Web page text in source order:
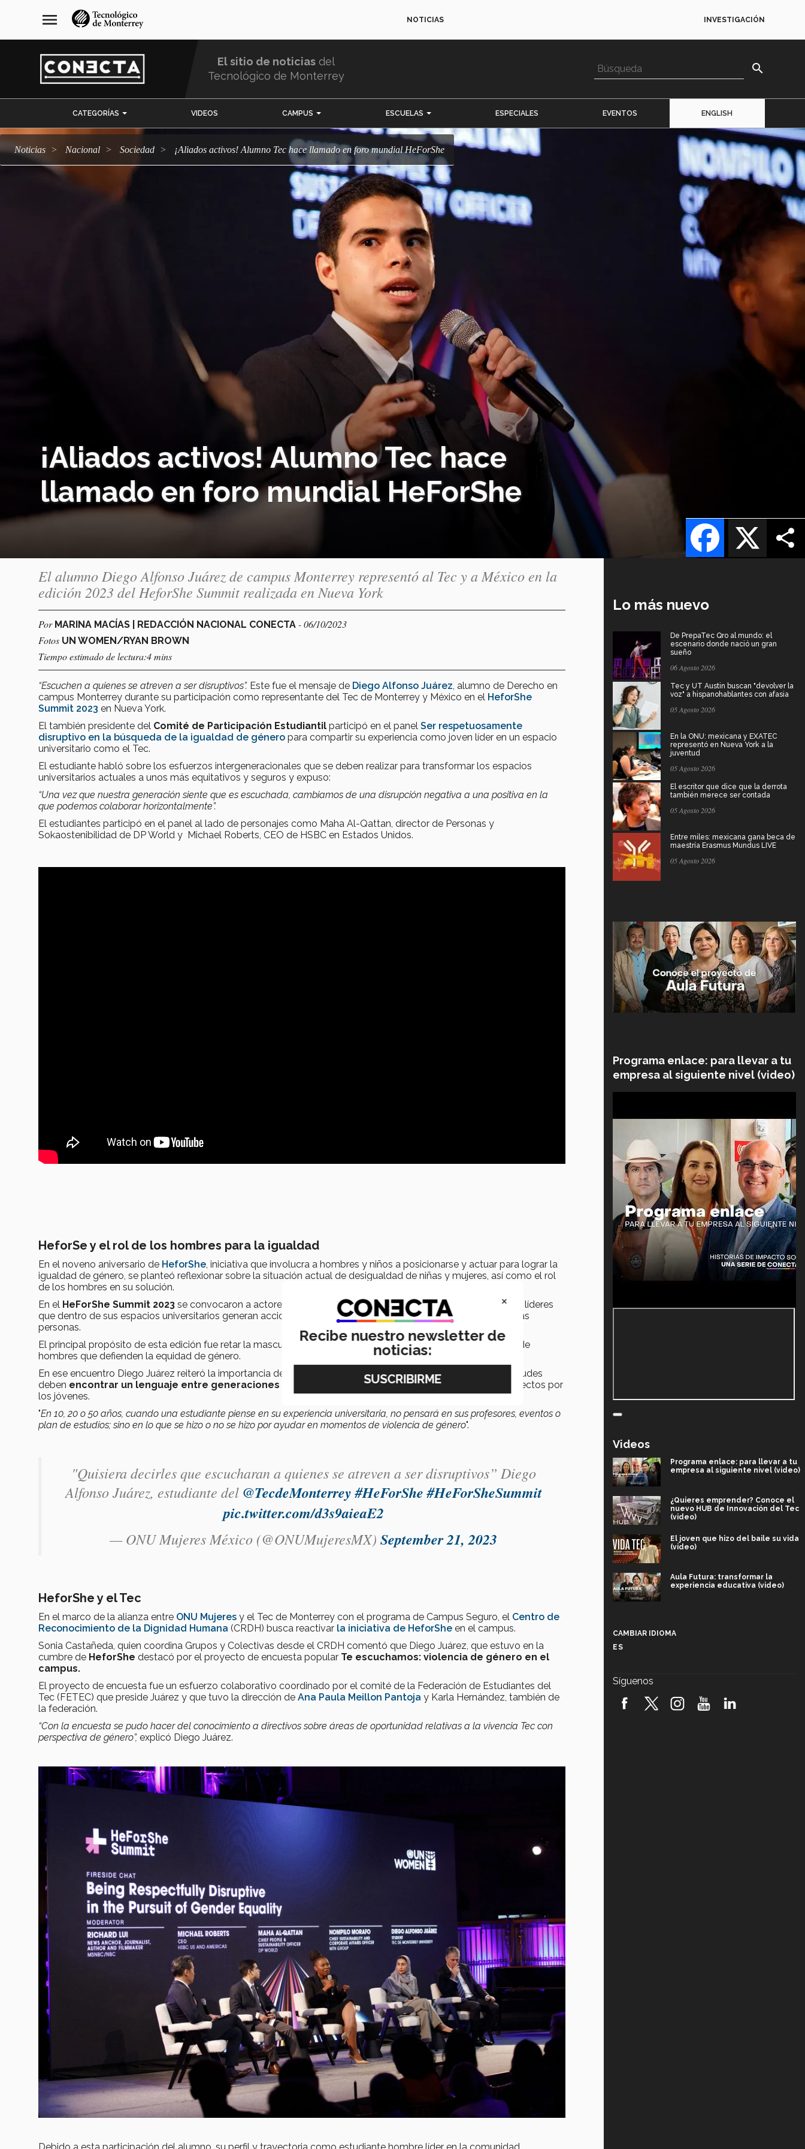
navegación
principal
menu NOTICIAS INVESTIGACIÓN
El sitio de noticias del
Tecnológico de Monterrey
search
CATEGORÍAS VIDEOS CAMPUS ESCUELAS ESPECIALES EVENTOS ENGLISH
Noticias Nacional sociedad ¡Aliados activos! Alumno Tec hace llamado en foro mundial HeForShe
¡Aliados activos! Alumno Tec hace
llamado en foro mundial HeForShe
X
Facebook
El alumno Diego Alfonso Juárez de campus Monterrey representó al Tec y a México en la
edición 2023 del HeforShe Summit realizada en Nueva York
Por MARINA MACÍAS | REDACCIÓN NACIONAL CONECTA - 06/10/2023
Fotos UN WOMEN/RYAN BROWN
Tiempo estimado de lectura:4 mins
“Escuchen a quienes se atreven a ser disruptivos”. Este fue el mensaje de Diego Alfonso Juárez , alumno de Derecho en
campus Monterrey durante su participación como representante del Tec de Monterrey y México en el HeforShe
Summit 2023 en Nueva York.
El también presidente del Comité de Participación Estudiantil participó en el panel Ser respetuosamente
disruptivo en la búsqueda de la igualdad de género para compartir su experiencia como joven líder en un espacio
universitario como el Tec.
El estudiante habló sobre los esfuerzos intergeneracionales que se deben realizar para transformar los espacios
universitarios actuales a unos más equitativos y seguros y expuso:
“Una vez que nuestra generación siente que es escuchada, cambiamos de una disrupción negativa a una positiva en la
que podemos colaborar horizontalmente”.
El estudiantes participó en el panel al lado de personajes como Maha Al-Qattan, director de Personas y
Sokaostenibilidad de DP World y Michael Roberts, CEO de HSBC en Estados Unidos.
HeforSe y el rol de los hombres para la igualdad
En el noveno aniversario de HeforShe , iniciativa que involucra a hombres y niños a posicionarse y actuar para lograr la
igualdad de género, se planteó reflexionar sobre la situación actual de desigualdad de niñas y mujeres, así como el rol
de los hombres en su solución.
En el HeForShe Summit 2023 se convocaron a actores clave en la lucha por la igualdad, al igual que jóvenes líderes
que dentro de sus espacios universitarios generan acciones para construir entornos más seguros para todas las
personas.
El principal propósito de esta edición fue retar la masculinidad tóxica y promover modelos a seguir positivos de
hombres que defienden la equidad de género.
En ese encuentro Diego Juárez reiteró la importancia de que, para ser respetuosamente disruptivos, las juventudes
deben encontrar un lenguaje entre generaciones
para que personas en el poder reciban y acepten proyectos por
los jóvenes.
"En 10, 20 o 50 años, cuando una estudiante piense en su experiencia universitaria, no pensará en sus profesores, eventos o
plan de estudios; sino en lo que se hizo o no se hizo por ayudar en momentos de violencia de género".
"Quisiera decirles que escucharan a quienes se atreven a ser disruptivos” Diego
Alfonso Juárez, estudiante del @TecdeMonterrey#HeForShe#HeForSheSummit
pic.twitter.com/d3s9aieaE2
— ONU Mujeres México (@ONUMujeresMX) September 21, 2023
HeforShe y el Tec
En el marco de la alianza entre ONU Mujeres y el Tec de Monterrey con el programa de Campus Seguro, el Centro de
Reconocimiento de la Dignidad Humana (CRDH) busca reactivar la iniciativa de HeforShe en el campus.
Sonia Castañeda, quien coordina Grupos y Colectivas desde el CRDH comentó que Diego Juárez, que estuvo en la
cumbre de HeforShe destacó por el proyecto de encuesta popular Te escuchamos: violencia de género en el
campus.
El proyecto de encuesta fue un esfuerzo colaborativo coordinado por el comité de la Federación de Estudiantes del
Tec (FETEC) que preside Juárez y que tuvo la dirección de Ana Paula Meillon Pantoja y Karla Hernández, también de
la federación.
“Con la encuesta se pudo hacer del conocimiento a directivos sobre áreas de oportunidad relativas a la vivencia Tec con
perspectiva de género”, explicó Diego Juárez.
Lo más nuevo
De PrepaTec Qro al mundo: el
escenario donde nació un gran
sueño
06 Agosto 2026
Tec y UT Austin buscan "devolver la
voz" a hispanohablantes con afasia
05 Agosto 2026
En la ONU: mexicana y EXATEC
representó en Nueva York a la
juventud
05 Agosto 2026
El escritor que dice que la derrota
también merece ser contada
05 Agosto 2026
Entre miles: mexicana gana beca de
maestría Erasmus Mundus LIVE
05 Agosto 2026
Programa enlace: para llevar a tu
empresa al siguiente nivel (video)
Videos
Programa enlace: para llevar a tu
empresa al siguiente nivel (video)
¿Quieres emprender? Conoce el
nuevo HUB de Innovación del Tec
(video)
El joven que hizo del baile su vida
(video)
Aula Futura: transformar la
experiencia educativa (video)
robótica FIRST 2026! (video)
CAMBIAR IDIOMA
ES
Síguenos
×
Recibe nuestro newsletter de
noticias: